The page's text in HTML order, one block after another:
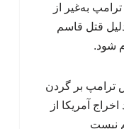
به‌غیر از
قتل قاسم
شود.